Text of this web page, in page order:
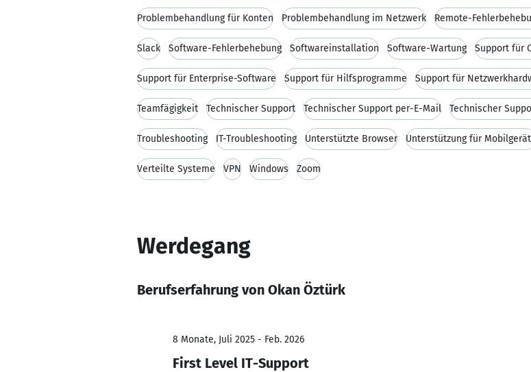
Problembehandlung für Konten Problembehandlung im Netzwerk Remote-
Slack Software-Fehlerbehebung Softwareinstallation Software-Wartung Support für
Support für Enterprise-Software Support für Hilfsprogramme Support für
Teamfägigkeit Technischer Support Technischer Support per-E-Mail Technischer
Troubleshooting IT-Troubleshooting Unterstützte Browser Unterstützung für
Verteilte Systeme VPN Windows Zoom
Werdegang
Berufserfahrung von Okan Öztürk
8 Monate, Juli 2025 - Feb. 2026
First Level IT-Support